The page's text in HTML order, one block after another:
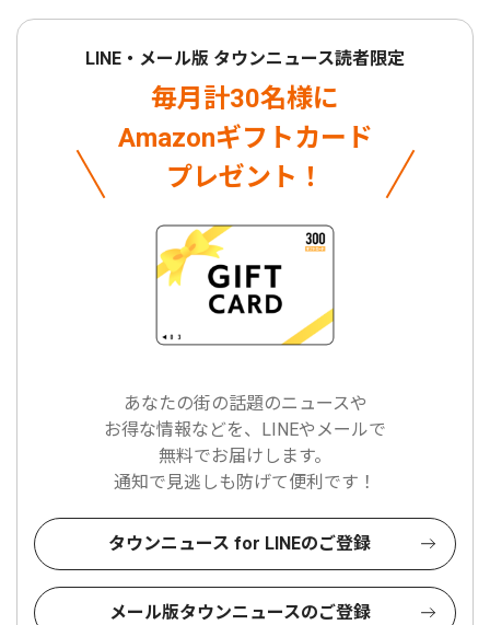
LINE・メール版 タウンニュース読者限定
毎月計30名様に
Amazonギフトカード
プレゼント！
あなたの街の話題のニュースや
お得な情報などを、LINEやメールで
無料でお届けします。
通知で見逃しも防げて便利です！
タウンニュース for LINEのご登録
メール版タウンニュースのご登録